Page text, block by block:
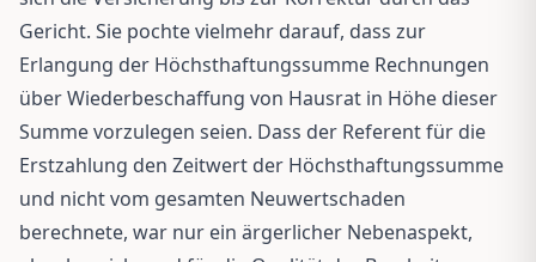
Gericht. Sie pochte vielmehr darauf, dass zur
Erlangung der Höchsthaftungssumme Rechnungen
über Wiederbeschaffung von Hausrat in Höhe dieser
Summe vorzulegen seien. Dass der Referent für die
Erstzahlung den Zeitwert der Höchsthaftungssumme
und nicht vom gesamten Neuwertschaden
berechnete, war nur ein ärgerlicher Nebenaspekt,